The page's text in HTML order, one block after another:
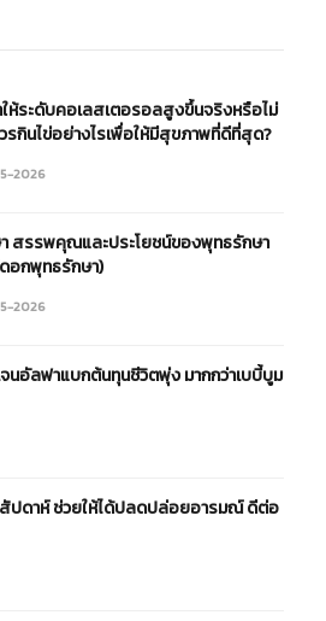
ให้ระดับคอเลสเตอรอลสูงขึ้นจริงหรือไม่
รกินไข่อย่างไรเพื่อให้มีสุขภาพที่ดีที่สุด?
2026
สรรพคุณและประโยชน์ของพุทธรักษา
อกพุทธรักษา)
2026
จนอัลฟาแบกต้นทุนชีวิตพุ่ง มากกว่าเบบี้บูม
ปดาห์ ช่วยให้ได้ปลดปล่อยอารมณ์ ดีต่อ